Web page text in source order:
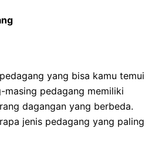
yang bisa kamu temui
masing pedagang memiliki
dagangan yang berbeda.
jenis pedagang yang paling